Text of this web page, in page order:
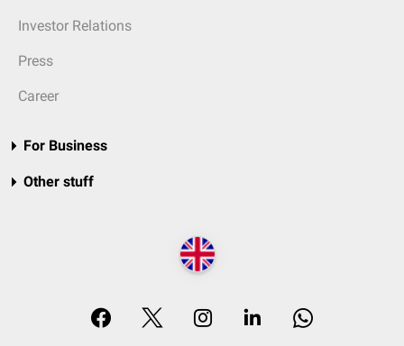
Investor Relations
Press
Career
For Business
Other stuff